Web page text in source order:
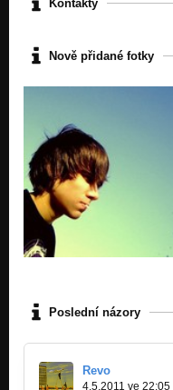
Kontakty
Nově přidané fotky
Poslední názory
Revo
4.5.2011 ve 22:05